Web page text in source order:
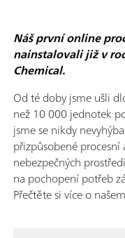
Náš první online
nainstalovali již v
Chemical.
Od té doby jsme ušli
než 10 000 jednotek
jsme se nikdy
přizpůsobené
nebezpečných
na pochopení potřeb
Přečtěte si více o